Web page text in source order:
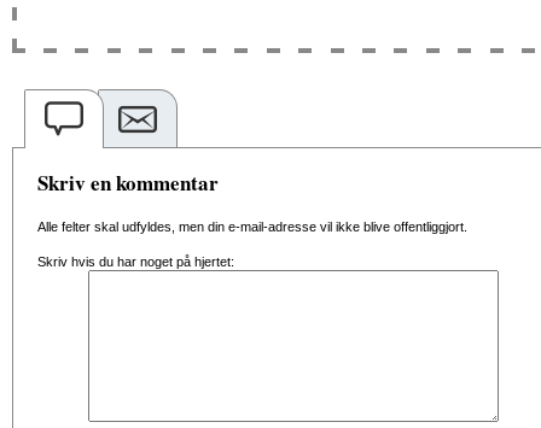
Skriv en kommentar
Alle felter skal udfyldes, men din e-mail-adresse vil ikke blive offentliggjort.
Skriv hvis du har noget på hjertet: